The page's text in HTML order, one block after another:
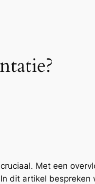
Met een
dit artikel bespreken